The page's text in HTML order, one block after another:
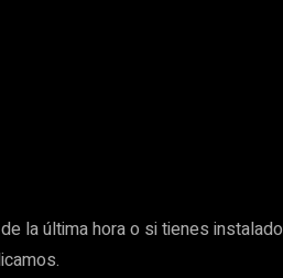
la última hora o si tienes instalado